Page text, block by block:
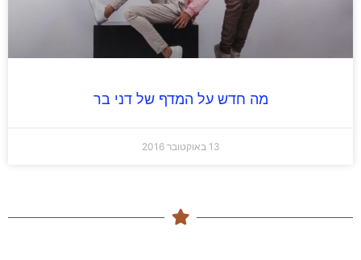
מה חדש על המדף של דני בר